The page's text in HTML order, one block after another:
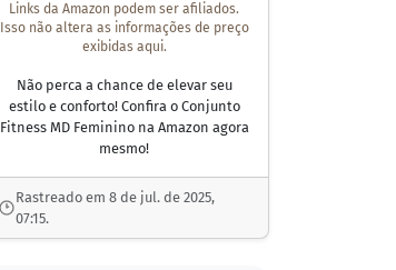
Links da Amazon podem ser afiliados.
Isso não altera as informações de preço
exibidas aqui.
Não perca a chance de elevar seu
estilo e conforto! Confira o Conjunto
Fitness MD Feminino na Amazon agora
mesmo!
Rastreado em 8 de jul. de 2025,
07:15.